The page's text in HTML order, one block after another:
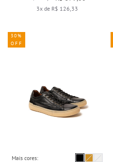
3x de R$ 126,33
Mais cores:
30%
OFF